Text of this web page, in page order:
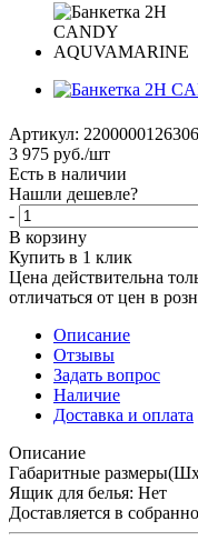
Артикул: 2200000126306
3 975 руб./шт
Есть в наличии
Нашли дешевле?
-
В корзину
Купить в 1 клик
Цена действительна
отличаться от цен в
Описание
Отзывы
Задать вопрос
Наличие
Доставка и оплата
Описание
Габаритные
Ящик для белья: Нет
Доставляется в